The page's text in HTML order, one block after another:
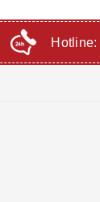
Hotline: